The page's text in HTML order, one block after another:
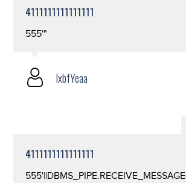
4111111111111111
555'"
lxbfYeaa
4111111111111111